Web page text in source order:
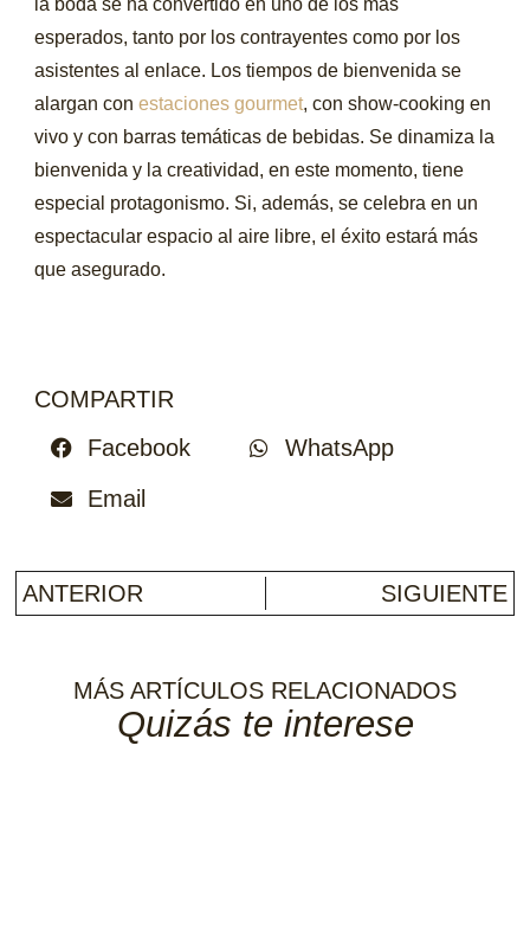
la boda se ha convertido en uno de los más
esperados, tanto por los contrayentes como por los
asistentes al enlace. Los tiempos de bienvenida se
alargan conestaciones gourmet, con show-cooking en
vivo y con barras temáticas de bebidas. Se dinamiza la
bienvenida y la creatividad, en este momento, tiene
especial protagonismo. Si, además, se celebra en un
espectacular espacio al aire libre, el éxito estará más
que asegurado.
COMPARTIR
Facebook
WhatsApp
Email
ANTERIOR SIGUIENTE
MÁS ARTÍCULOS RELACIONADOS
Quizás te interese